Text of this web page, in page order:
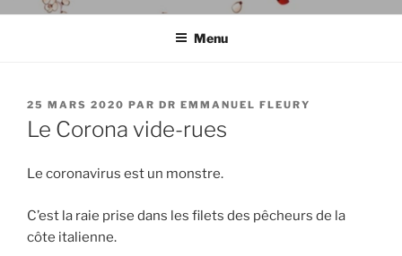
Menu
PUBLIÉ
LE
25 MARS 2020 PAR DR EMMANUEL FLEURY
Le Corona vide-rues
Le coronavirus est un monstre.
C’est la raie prise dans les filets des pêcheurs de la
côte italienne.